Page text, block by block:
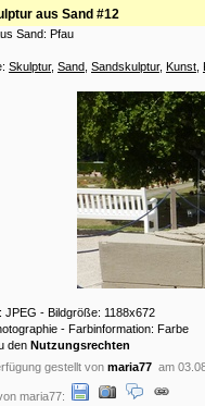
aus Sand #12
Sand: Pfau
Skulptur, Sand Sandskulptur, Kunst
JPEG - Bildgröße: 1188x672
- Farbinformation: Farbe
den Nutzungsrechten
gestellt von maria77 am
maria77: